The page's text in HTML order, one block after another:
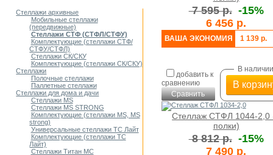
Стеллажи архивные
Мобильные стеллажи
(передвижные)
Стеллажи СТФ (СТФЛ/СТФУ)
Комплектующие (стеллажи СТФ/
СТФУ/СТФЛ)
Стеллажи СК/СКУ
Комплектующие (стеллажи СК/СКУ)
Стеллажи
Полочные стеллажи
Паллетные стеллажи
Стеллажи для дома и дачи
Стеллажи MS
Стеллажи MS STRONG
Комплектующие (стеллажи MS, MS
strong)
Универсальные стеллажи ТС Лайт
Комплектующие (стеллажи ТС
Лайт)
Стеллажи Титан МС
7 595 р. -15%
6 456 р.
ВАША ЭКОНОМИЯ 1 139 р.
добавить к
сравнению
Сравнить
В наличии
В
Стеллаж СТФЛ 1044-2,0
полки)
8 812 р. -15%
7 490 р.
ПОКУПОК
Мои списки